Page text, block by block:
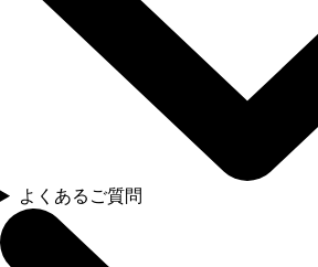
よくあるご質問